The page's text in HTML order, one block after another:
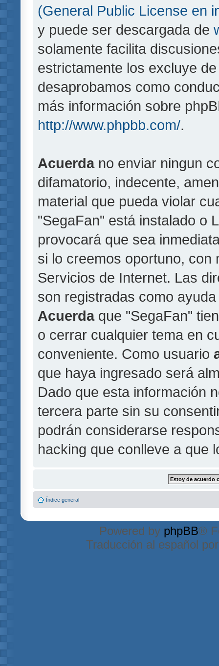
(General Public License en
y puede ser descargada de
solamente facilita
estrictamente los excluye
desaprobamos como
más información sobre
http://www.phpbb.com/.
Acuerdano enviar ningun
difamatorio, indecente,
material que pueda violar
"SegaFan" está instalado o
provocará que sea
si lo creemos oportuno, con
Servicios de Internet. Las
son registradas como
Acuerdaque "SegaFan"
o cerrar cualquier tema en
conveniente. Como usuario
que haya ingresado será
Dado que esta información
tercera parte sin su
podrán considerarse
hacking que conlleve a que
Índice general
Powered by phpBB®
Traducción al español